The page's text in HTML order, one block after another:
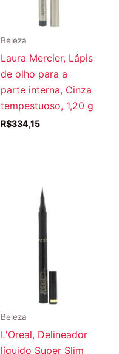
Beleza
Laura Mercier, Lápis
de olho para a
parte interna, Cinza
tempestuoso, 1,20 g
R$334,15
Beleza
L'Oreal, Delineador
líquido Super Slim